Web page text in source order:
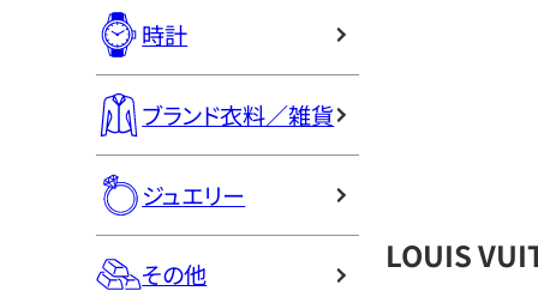
時計
ブランド衣料／雑貨
ジュエリー
その他
LOUIS